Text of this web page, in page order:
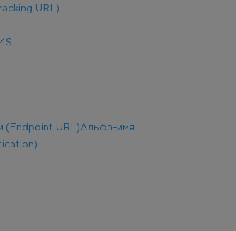
URL)
(Endpoint URL)Альфа-имя